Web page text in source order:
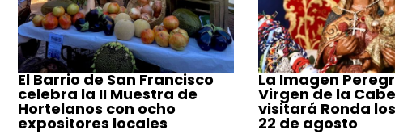
El Barrio de San Francisco
celebra la II Muestra de
Hortelanos con ocho
expositores locales
La Imagen
Virgen de la
visitará Ronda
22 de agosto